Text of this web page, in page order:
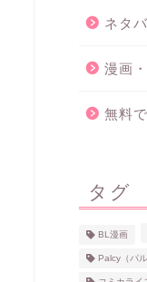
ネタ
漫画
無料
タグ
BL漫画
Palcy（パル